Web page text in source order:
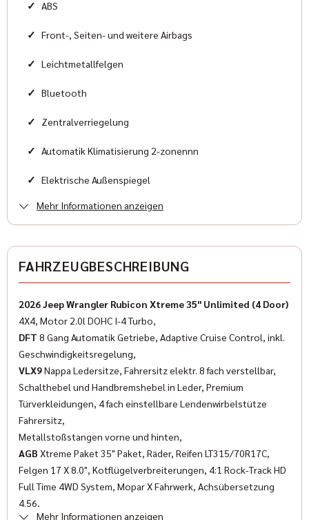
Geländewagen
Zustand
Schwarz
Farbe (Hersteller)
AUSSTATTUNG
Anzahl der Türen
4/5
Anzahl Sitzplätze
5
Innenausstattung
Leder
Klimatisierung
✓ ABS
✓ Front-, Seiten- und weitere Airbags
✓ Leichtmetallfelgen
✓ Bluetooth
✓ Zentralverriegelung
✓ Automatik Klimatisierung 2-zonennn
✓ Elektrische Außenspiegel
✓ Elektrische Fensterheber
✓ Wegfahrsperre
✓ Multifunktionslenkrad
✓ LED-Scheinwerfer
✓ Servolenkung
✓ Traktionskontrolle
✓ Lederlenkrad
✓ Reifendruckkontrolle
✓
Mehr Informationen anzeigen
FAHRZEUGBESCHREIBUNG
2026 Jeep Wrangler Rubicon Xtreme 35" Unlimited (4 Door)
4X4, Motor 2.0l DOHC I-4 Turbo,
DFT 8 Gang Automatik Getriebe, Adaptive Cruise Control, inkl.
Geschwindigkeitsregelung,
VLX9Nappa Ledersitze, Fahrersitz elektr. 8 fach verstellbar,
Schalthebel und Handbremshebel in Leder, Premium
Türverkleidungen, 4 fach einstellbare Lendenwirbelstütze
Fahrersitz,
Metallstoßstangen vorne und hinten,
AGB Xtreme Paket 35" Paket, Räder, Reifen LT315/70R17C,
Felgen 17 X 8.0", Kotflügelverbreiterungen, 4:1 Rock-Track HD
Full Time 4WD System, Mopar X Fahrwerk, Achsübersetzung
4.56,
Mehr Informationen anzeigen